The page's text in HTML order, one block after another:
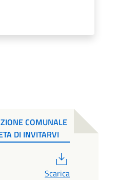
COMUNALE
DI INVITARVI
Scarica